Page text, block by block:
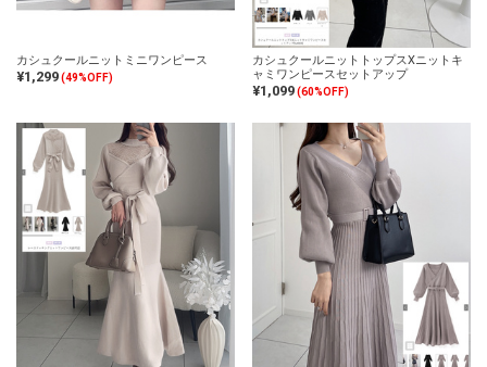
カシュクールニットミニワンピース
¥1,299(49%OFF)
カシュクールニットトップスXニットキ
ャミワンピースセットアップ
¥1,099(60%OFF)